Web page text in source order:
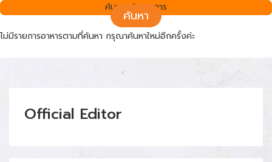
ค้นหา
ไม่มีรายการอาหารตามที่ค้นหา กรุณาค้นหาใหม่อีกครั้งค่ะ
ค้นพบ 0 รายการ
Official Editor